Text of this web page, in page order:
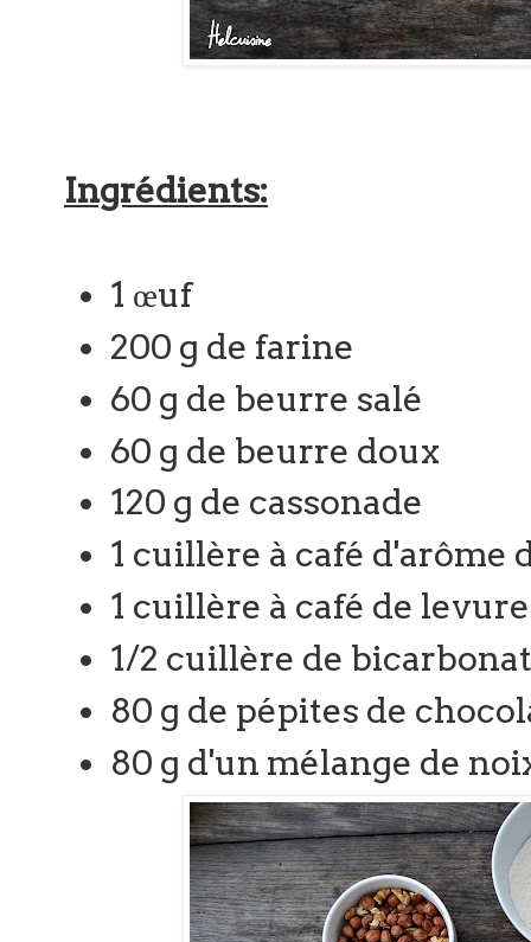
Ingrédients:
1 œuf
200 g de farine
60 g de beurre salé
60 g de beurre doux
120 g de cassonade
1 cuillère à café d'arôme
1 cuillère à café de
1/2 cuillère de
80 g de pépites de
80 g d'un mélange de